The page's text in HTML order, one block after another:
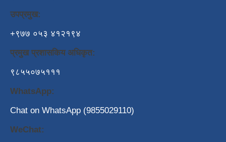
उपप्रमुख:
+९७७ ०५३ ४१२१९४
प्रमुख प्रशासकिय अधिकृत:
९८५५०७५१११
WhatsApp:
Chat on WhatsApp (9855029110)
WeChat: